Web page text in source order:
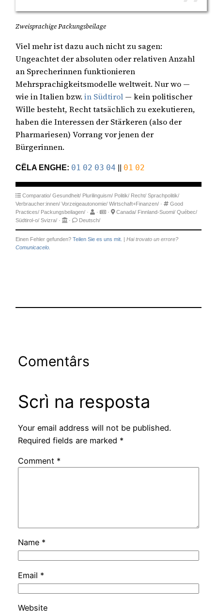
Zweisprachige Packungsbeilage
Viel mehr ist dazu auch nicht zu sagen:
Ungeachtet der absoluten oder relativen Anzahl
an Sprecherinnen funktionieren
Mehrsprachigkeitsmodelle weltweit. Nur wo —
wie in Italien bzw. in Südtirol — kein politischer
Wille besteht, Recht tatsächlich zu exekutieren,
haben die Interessen der Stärkeren (also der
Pharmariesen) Vorrang vor jenen der
Bürgerinnen.
CËLA ENGHE: 01 02 03 04 || 01 02
Comparatio/ Gesundheit/ Plurilinguism/ Politik/ Recht/ Sprachpolitik/
Verbraucher:innen/ Vorzeigeautonomie/ Wirtschaft+Finanzen/ ·
Good
Practices/ Packungsbeilagen/ · · · Canada/ Finnland-Suomi/ Québec/
Südtirol-o/ Svizra/ · · Deutsch/
Einen Fehler gefunden? Teilen Sie es uns mit.
Hai trovato un errore?
Comunicacelo.
Comentârs
Scrì na resposta
Your email address will not be published.
Required fields are marked *
Comment *
Name *
Email *
Website